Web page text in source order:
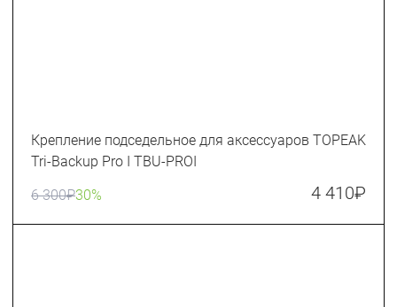
Крепление подседельное для аксессуаров TOPEAK
Tri-Backup Pro I TBU-PROI
6 300₽30% 4 410₽